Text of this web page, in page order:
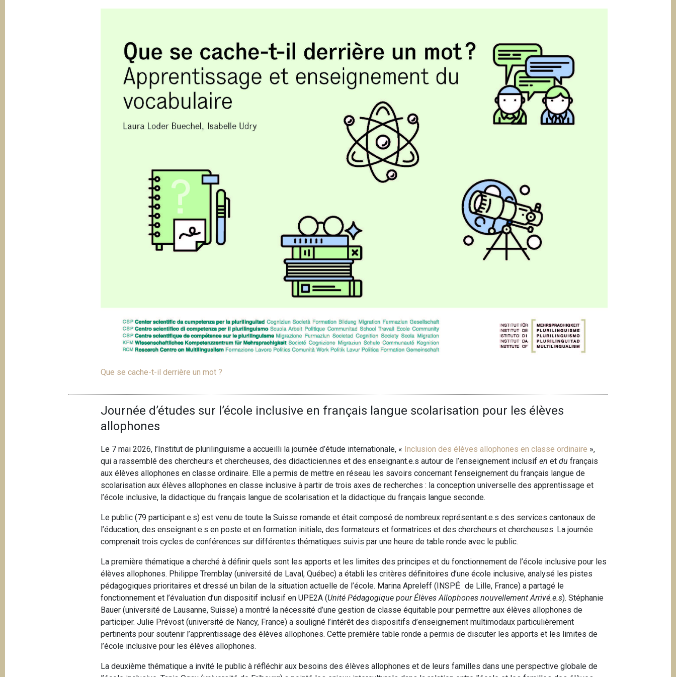
Que se cache-t-il derrière un mot ?
Journée d’études sur l’école inclusive en français langue scolarisation pour les élèves
allophones
Le 7 mai 2026, l’Institut de plurilinguisme a accueilli la journée d’étude internationale, « Inclusion des élèves allophones en classe ordinaire »,
qui a rassemblé des chercheurs et chercheuses, des didacticien.nes et des enseignant.e.s autour de l’enseignement inclusifen etdu français
aux élèves allophones en classe ordinaire. Elle a permis de mettre en réseau les savoirs concernant l’enseignement du français langue de
scolarisation aux élèves allophones en classe inclusive à partir de trois axes de recherches : la conception universelle des apprentissage et
l’école inclusive, la didactique du français langue de scolarisation et la didactique du français langue seconde.
Le public (79 participant.e.s) est venu de toute la Suisse romande et était composé de nombreux représentant.e.s des services cantonaux de
l’éducation, des enseignant.e.s en poste et en formation initiale, des formateurs et formatrices et des chercheurs et chercheuses. La journée
comprenait trois cycles de conférences sur différentes thématiques suivis par une heure de table ronde avec le public.
La première thématique a cherché à définir quels sont les apports et les limites des principes et du fonctionnement de l’école inclusive pour les
élèves allophones. Philippe Tremblay (université de Laval, Québec) a établi les critères définitoires d’une école inclusive, analysé les pistes
pédagogiques prioritaires et dressé un bilan de la situation actuelle de l’école. Marina Apreleff (INSPÉ de Lille, France) a partagé le
fonctionnement et l’évaluation d’un dispositif inclusif en UPE2A (Unité Pédagogique pour Élèves Allophones nouvellement Arrivé.e.s). Stéphanie
Bauer (université de Lausanne, Suisse) a montré la nécessité d’une gestion de classe équitable pour permettre aux élèves allophones de
participer. Julie Prévost (université de Nancy, France) a souligné l’intérêt des dispositifs d’enseignement multimodaux particulièrement
pertinents pour soutenir l’apprentissage des élèves allophones. Cette première table ronde a permis de discuter les apports et les limites de
l’école inclusive pour les élèves allophones.
La deuxième thématique a invité le public à réfléchir aux besoins des élèves allophones et de leurs familles dans une perspective globale de